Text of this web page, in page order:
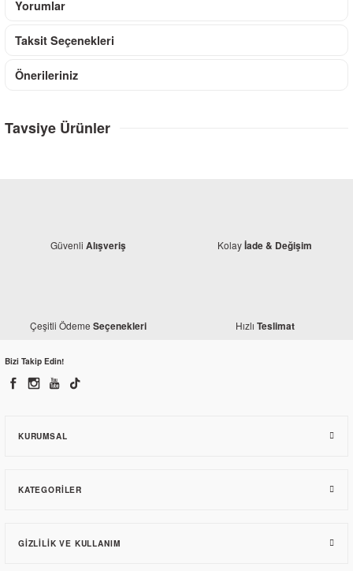
Yorumlar
Taksit Seçenekleri
Önerileriniz
Tavsiye Ürünler
Monero
Bajaj Pulsar 200 NS Siyah El Koruma Rüzgarlığı
450,30 TL
Güvenli Alışveriş Kolayİade & Değişim
Çeşitli Ödeme Seçenekleri Hızlı Teslimat
Bizi Takip Edin!
KURUMSAL
KATEGORILER
GIZLILIK VE KULLANIM